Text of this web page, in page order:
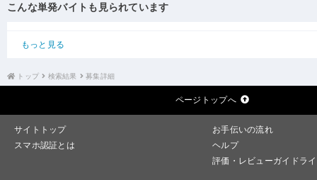
こんな単発バイトも見られています
もっと見る
トップ 検索結果 募集詳細
ページトップへ
サイトトップ
お手伝いの流れ
スマホ認証とは
ヘルプ
評価・レビューガイドラ